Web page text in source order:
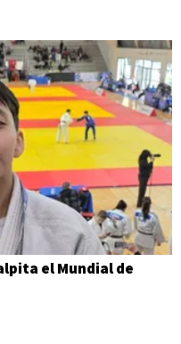
el Mundial de